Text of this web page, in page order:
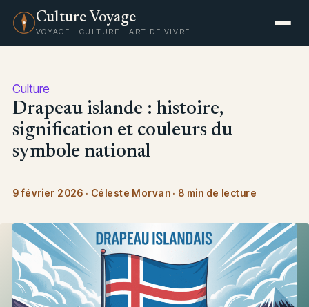
Culture Voyage
VOYAGE · CULTURE · ART DE VIVRE
Culture
Drapeau islande : histoire,
signification et couleurs du
symbole national
9 février 2026 · Céleste Morvan · 8 min de lecture